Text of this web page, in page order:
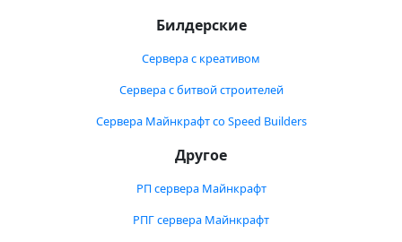
Билдерские
Сервера с креативом
Сервера с битвой строителей
Сервера Майнкрафт со Speed Builders
Другое
РП сервера Майнкрафт
РПГ сервера Майнкрафт